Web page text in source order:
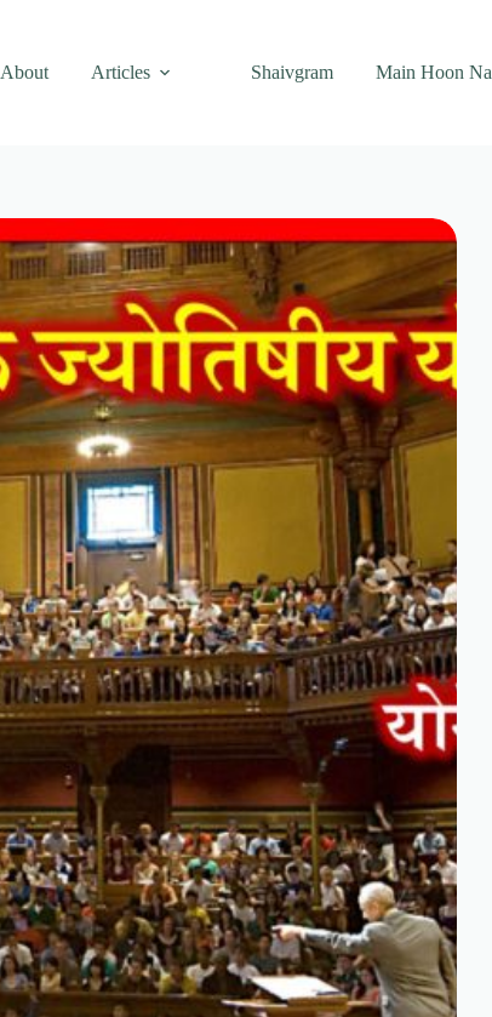
About Articles Shaivgram Main Hoon Na